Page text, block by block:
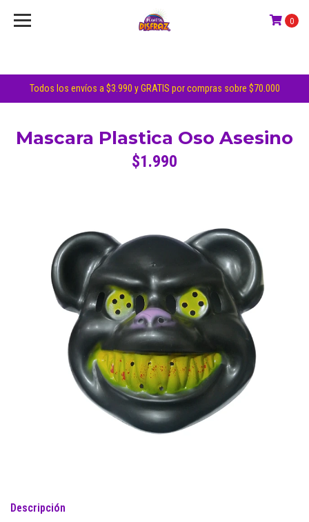
Todos los envíos a $3.990 y GRATIS por compras sobre $70.000
0
Mascara Plastica Oso Asesino
$1.990
Descripción